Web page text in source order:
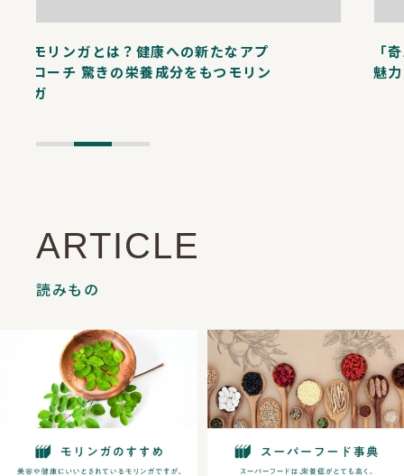
モリンガとは？健康への新たなアプ
ローチ 驚きの栄養成分をもつモリン
ガ
「
魅
ARTICLE
読みもの